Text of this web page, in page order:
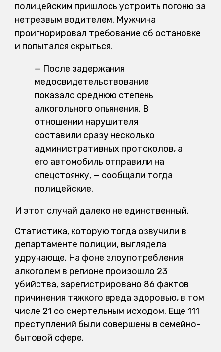
полицейским пришлось устроить погоню за
нетрезвым водителем. Мужчина
проигнорировал требование об остановке
и попытался скрыться.
— После задержания
медосвидетельствование
показало среднюю степень
алкогольного опьянения. В
отношении нарушителя
составили сразу несколько
административных протоколов, а
его автомобиль отправили на
спецстоянку, — сообщали тогда
полицейские.
И этот случай далеко не единственный.
Статистика, которую тогда озвучили в
департаменте полиции, выглядела
удручающе. На фоне злоупотребления
алкоголем в регионе произошло 23
убийства, зарегистрировано 86 фактов
причинения тяжкого вреда здоровью, в том
числе 21 со смертельным исходом. Еще 111
преступлений были совершены в семейно-
бытовой сфере.